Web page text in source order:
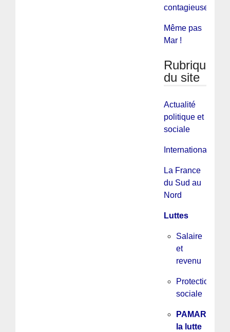
contagieuse
Même pas
Mar !
Rubriques
du site
Actualité
politique et
sociale
International
La France
du Sud au
Nord
Luttes
Salaire
et
revenu
Protection
sociale
PAMAR,
la lutte